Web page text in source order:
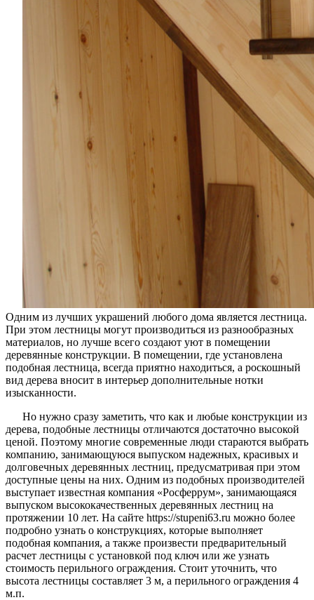
Одним из лучших украшений любого дома является лестница.
При этом лестницы могут производиться из разнообразных
материалов, но лучше всего создают уют в помещении
деревянные конструкции. В помещении, где установлена
подобная лестница, всегда приятно находиться, а роскошный
вид дерева вносит в интерьер дополнительные нотки
изысканности.
Но нужно сразу заметить, что как и любые конструкции из
дерева, подобные лестницы отличаются достаточно высокой
ценой. Поэтому многие современные люди стараются выбрать
компанию, занимающуюся выпуском надежных, красивых и
долговечных деревянных лестниц, предусматривая при этом
доступные цены на них. Одним из подобных производителей
выступает известная компания «Росферрум», занимающаяся
выпуском высококачественных деревянных лестниц на
протяжении 10 лет. На сайте https://stupeni63.ru можно более
подробно узнать о конструкциях, которые выполняет
подобная компания, а также произвести предварительный
расчет лестницы с установкой под ключ или же узнать
стоимость перильного ограждения. Стоит уточнить, что
высота лестницы составляет 3 м, а перильного ограждения 4
м.п.